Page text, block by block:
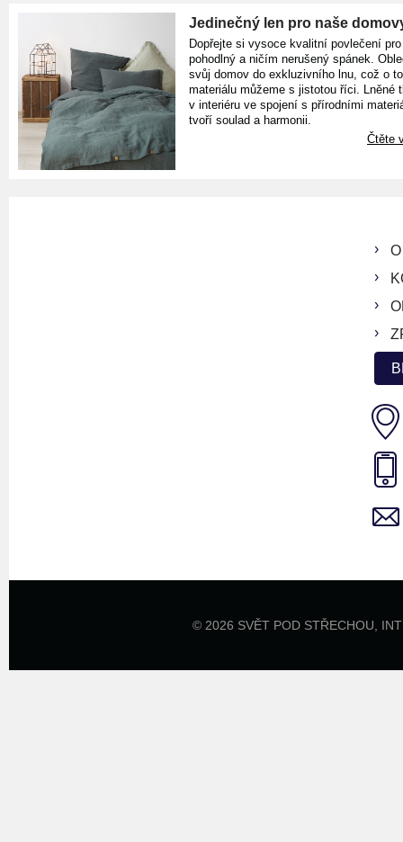
Jedinečný len pro naše
Dopřejte si vysoce kvalitní povlečení pro
pohodlný a ničím nerušený spánek.
svůj domov do exkluzivního lnu, což o
materiálu můžeme s jistotou říci. Lněné
v interiéru ve spojení s přírodními
tvoří soulad a harmonii.
Čtěte
© 2026 SVĚT POD STŘECHOU,